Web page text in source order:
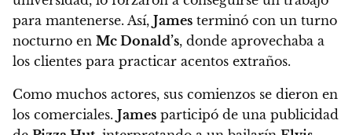
para mantenerse. Así, James terminó con un turno
nocturno en Mc Donald’s, donde aprovechaba a
los clientes para practicar acentos extraños.
Como muchos actores, sus comienzos se dieron en
los comerciales. James participó de una publicidad